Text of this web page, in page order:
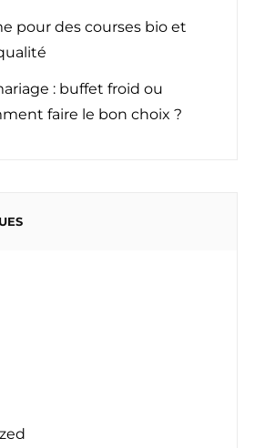
pour des courses bio et
: buffet froid ou
faire le bon choix ?